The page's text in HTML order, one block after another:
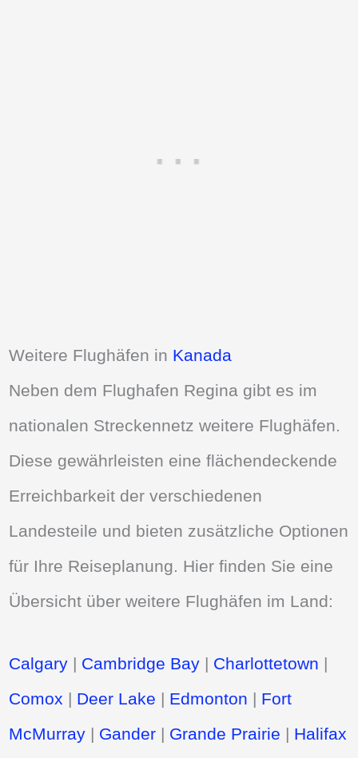
Weitere Flughäfen in Kanada
Neben dem Flughafen Regina gibt es im
nationalen Streckennetz weitere Flughäfen.
Diese gewährleisten eine flächendeckende
Erreichbarkeit der verschiedenen
Landesteile und bieten zusätzliche Optionen
für Ihre Reiseplanung. Hier finden Sie eine
Übersicht über weitere Flughäfen im Land:
Calgary | Cambridge Bay | Charlottetown |
Comox | Deer Lake | Edmonton | Fort
McMurray | Gander | Grande Prairie | Halifax